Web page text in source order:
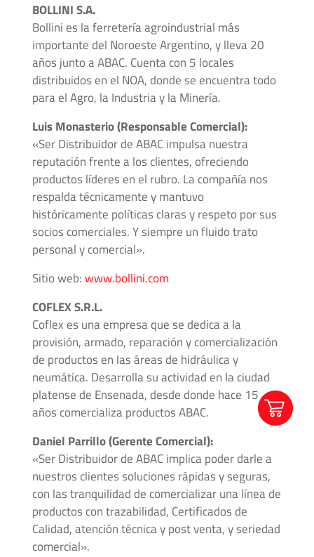
Media
Alta
Presión
Válvulas
Accesorios
O'BRIEN
Sistemas
Aislación
Tuberías
Accesorios
Unidades
Generadoras
Presión
Válvulas
Esféricas
Válvulas
Manuales
BOLLINI S.A.
Bollini es la ferretería agroindustrial más
importante del Noroeste Argentino, y lleva 20
años junto a ABAC. Cuenta con 5 locales
distribuidos en el NOA, donde se encuentra todo
para el Agro, la Industria y la Minería.
Luis Monasterio (Responsable Comercial):
«Ser Distribuidor de ABAC impulsa nuestra
reputación frente a los clientes, ofreciendo
productos líderes en el rubro. La compañía nos
respalda técnicamente y mantuvo
históricamente políticas claras y respeto por sus
socios comerciales. Y siempre un fluido trato
personal y comercial».
Sitio web:www.bollini.com
COFLEX S.R.L.
Coflex es una empresa que se dedica a la
provisión, armado, reparación y comercialización
de productos en las áreas de hidráulica y
neumática. Desarrolla su actividad en la ciudad
platense de Ensenada, desde donde hace 15
años comercializa productos ABAC.
Daniel Parrillo (Gerente Comercial):
«Ser Distribuidor de ABAC implica poder darle a
nuestros clientes soluciones rápidas y seguras,
con las tranquilidad de comercializar una línea de
productos con trazabilidad, Certificados de
Calidad, atención técnica y post venta, y seriedad
comercial».